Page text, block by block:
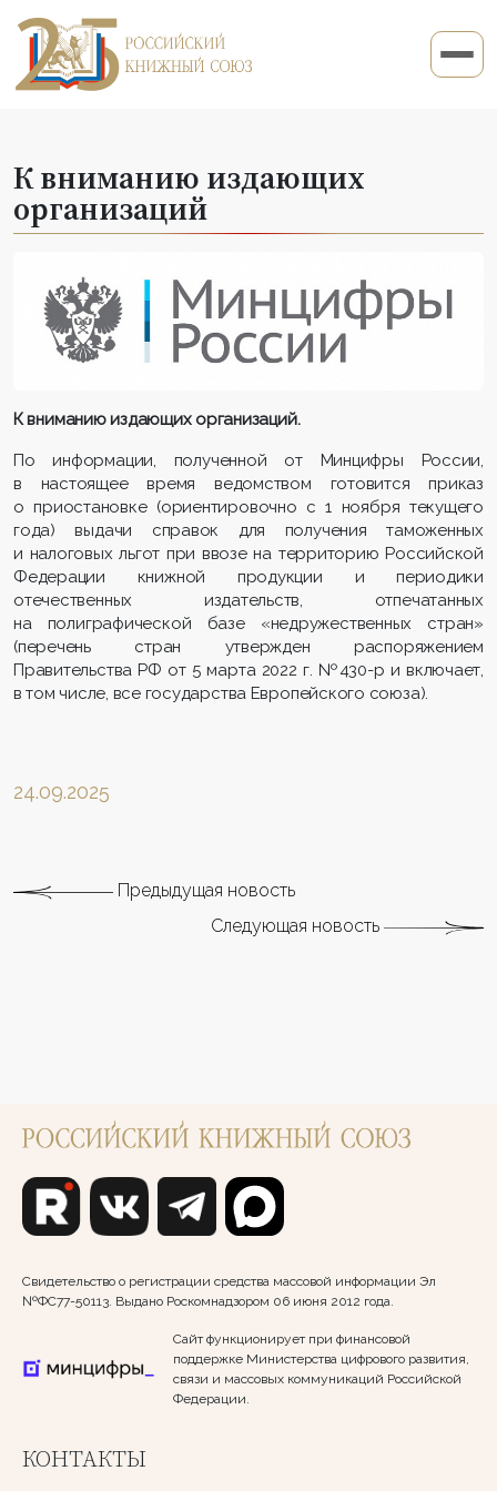
К вниманию издающих
организаций
К вниманию издающих организаций.
По информации, полученной от Минцифры России,
в настоящее время ведомством готовится приказ
о приостановке (ориентировочно с 1 ноября текущего
года) выдачи справок для получения таможенных
и налоговых льгот при ввозе на территорию Российской
Федерации книжной продукции и периодики
отечественных издательств, отпечатанных
на полиграфической базе «недружественных стран»
(перечень стран утвержден распоряжением
Правительства РФ от 5 марта 2022 г. №430-р и включает,
в том числе, все государства Европейского союза).
24.09.2025
Предыдущая новость
Следующая новость
Свидетельство о регистрации средства массовой информации Эл
№ФС77-50113. Выдано Роскомнадзором 06 июня 2012 года.
Сайт функционирует при финансовой
поддержке Министерства цифрового развития,
связи и массовых коммуникаций Российской
Федерации.
КОНТАКТЫ